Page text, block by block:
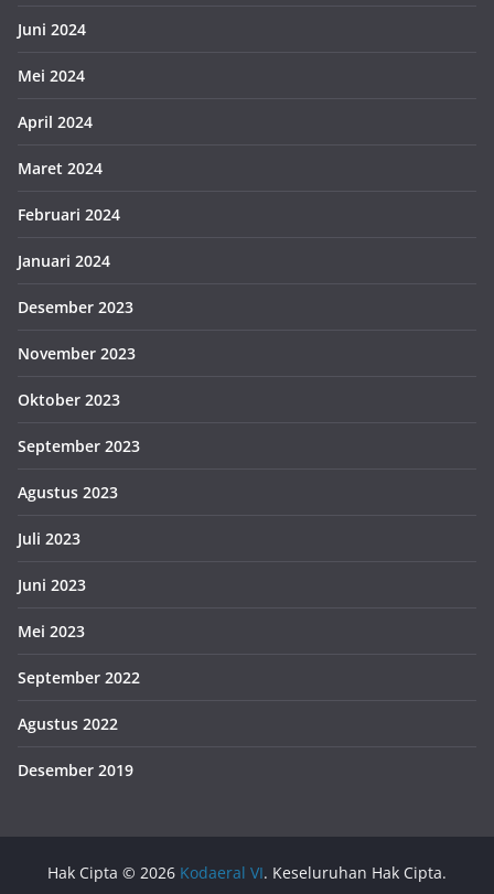
Juni 2024
Mei 2024
April 2024
Maret 2024
Februari 2024
Januari 2024
Desember 2023
November 2023
Oktober 2023
September 2023
Agustus 2023
Juli 2023
Juni 2023
Mei 2023
September 2022
Agustus 2022
Desember 2019
Hak Cipta © 2026 Kodaeral VI. Keseluruhan Hak Cipta.